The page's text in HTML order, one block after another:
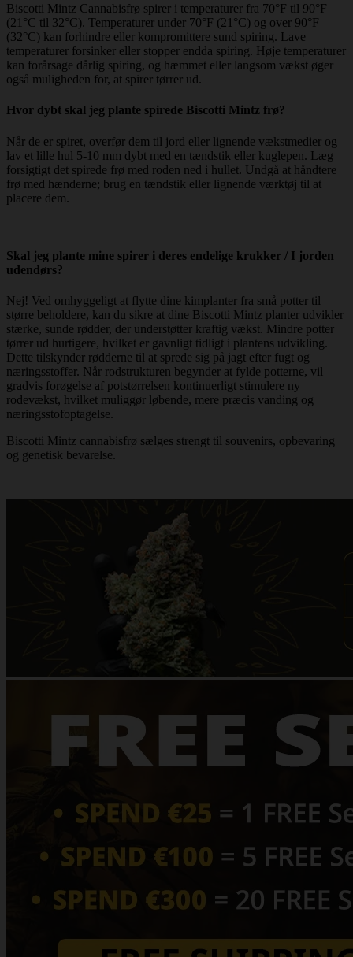
Biscotti Mintz Cannabisfrø spirer i temperaturer fra 70°F til 90°F
(21°C til 32°C). Temperaturer under 70°F (21°C) og over 90°F
(32°C) kan forhindre eller kompromittere sund spiring. Lave
temperaturer forsinker eller stopper endda spiring. Høje temperaturer
kan forårsage dårlig spiring, og hæmmet eller langsom vækst øger
også muligheden for, at spirer tørrer ud.
Hvor dybt skal jeg plante spirede Biscotti Mintz frø?
Når de er spiret, overfør dem til jord eller lignende vækstmedier og
lav et lille hul 5-10 mm dybt med en tændstik eller kuglepen. Læg
forsigtigt det spirede frø med roden ned i hullet. Undgå at håndtere
frø med hænderne; brug en tændstik eller lignende værktøj til at
placere dem.
Skal jeg plante mine spirer i deres endelige krukker / I jorden
udendørs?
Nej! Ved omhyggeligt at flytte dine kimplanter fra små potter til
større beholdere, kan du sikre at dine Biscotti Mintz planter udvikler
stærke, sunde rødder, der understøtter kraftig vækst. Mindre potter
tørrer ud hurtigere, hvilket er gavnligt tidligt i plantens udvikling.
Dette tilskynder rødderne til at sprede sig på jagt efter fugt og
næringsstoffer. Når rodstrukturen begynder at fylde potterne, vil
gradvis forøgelse af potstørrelsen kontinuerligt stimulere ny
rodevækst, hvilket muliggør løbende, mere præcis vanding og
næringsstofoptagelse.
Biscotti Mintz cannabisfrø sælges strengt til souvenirs, opbevaring
og genetisk bevarelse.